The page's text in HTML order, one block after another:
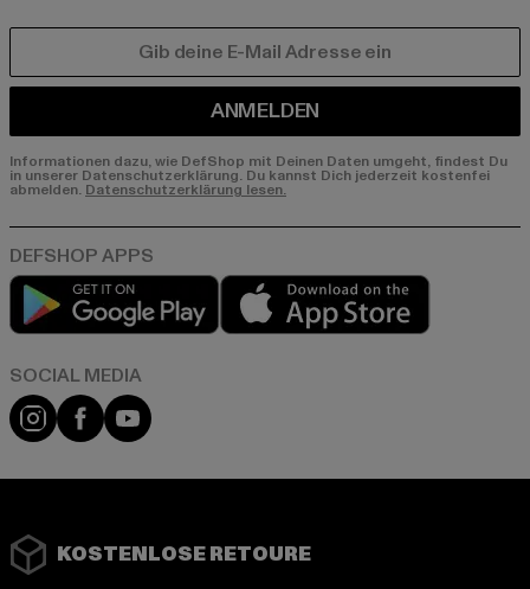
ANMELDEN
Informationen dazu, wie DefShop mit Deinen Daten umgeht, findest Du
in unserer Datenschutzerklärung. Du kannst Dich jederzeit kostenfei
abmelden. Datenschutzerklärung lesen.
Play market
Instagram
FacebookYouTube
KOSTENLOSE RETOURE